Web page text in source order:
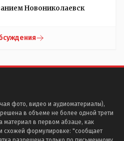
Новониколаевск
фото, видео и аудиоматериалы),
в объеме не более одной трети
материал в первом абзаце, как
схожей формулировке: "сообщает